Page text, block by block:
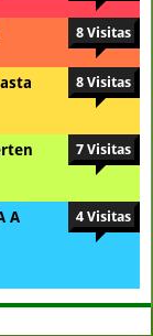
8 Visitas
8 Visitas
7 Visitas
A
4 Visitas